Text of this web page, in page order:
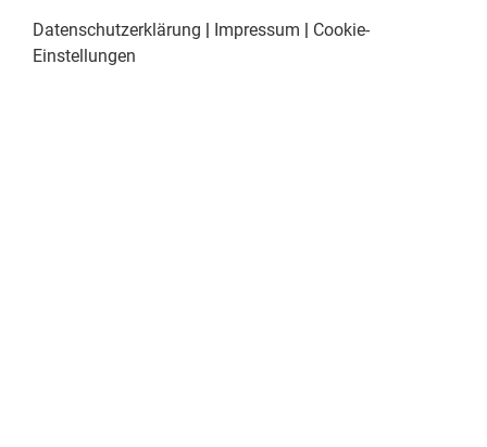
Datenschutzerklärung Impressum
Cookie-
Einstellungen